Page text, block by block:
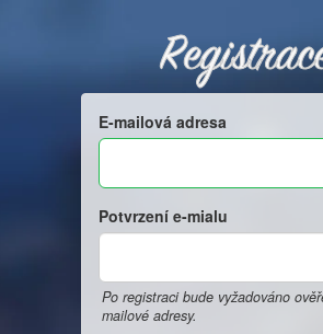
E-mailová adresa
Potvrzení e-mialu
Po registraci bude vyžadováno
mailové adresy.